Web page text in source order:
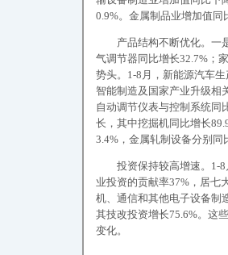
0.9%。金属制品业增加值同
产品结构不断优化。一是
气调节器同比增长32.7%；
势头。1-8月，新能源汽车
智能制造及国家产业升级相
自动调节仪表与控制系统同
长，其中挖掘机同比增长
3.4%，金属轧制设备分别同
投资保持较高增速。1-8
业投资的贡献率37%，居七
机、通信和其他电子设备制
其技改投资增长75.6%。这
变化。